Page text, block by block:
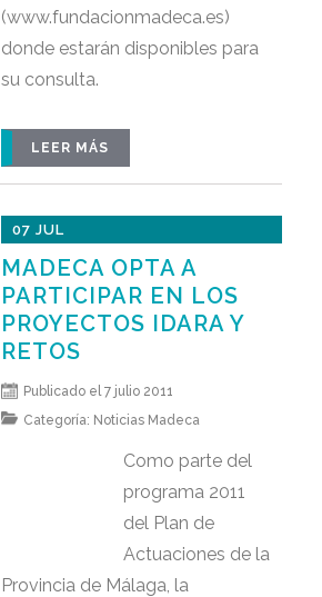
(www.fundacionmadeca.es)
donde estarán disponibles para
su consulta.
LEER MÁS
07 JUL
MADECA OPTA A
PARTICIPAR EN LOS
PROYECTOS IDARA Y
RETOS
Publicado el 7 julio 2011
Categoría: Noticias Madeca
Como parte del
programa 2011
del Plan de
Actuaciones de la
Provincia de Málaga, la